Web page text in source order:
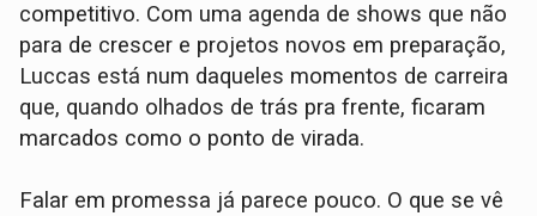
competitivo. Com uma agenda de shows que não
para de crescer e projetos novos em preparação,
Luccas está num daqueles momentos de carreira
que, quando olhados de trás pra frente, ficaram
marcados como o ponto de virada.
Falar em promessa já parece pouco. O que se vê